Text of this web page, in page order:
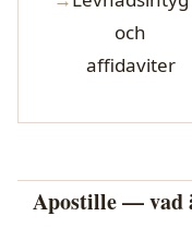
och
affidaviter
Apostille — vad